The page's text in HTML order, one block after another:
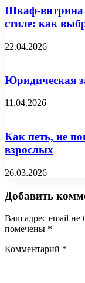
Шкаф-витрина
стиле: как
22.04.2026
Юридическая
11.04.2026
Как петь, не
взрослых
26.03.2026
Добавить
Ваш адрес email не
помечены *
Комментарий *